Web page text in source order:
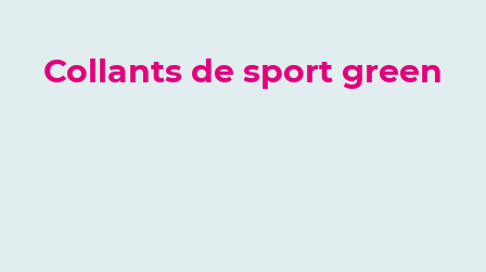
Collants de sport green